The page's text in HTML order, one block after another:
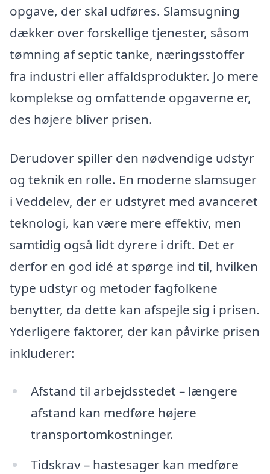
opgave, der skal udføres. Slamsugning
dækker over forskellige tjenester, såsom
tømning af septic tanke, næringsstoffer
fra industri eller affaldsprodukter. Jo mere
komplekse og omfattende opgaverne er,
des højere bliver prisen.
Derudover spiller den nødvendige udstyr
og teknik en rolle. En moderne slamsuger
i Veddelev, der er udstyret med avanceret
teknologi, kan være mere effektiv, men
samtidig også lidt dyrere i drift. Det er
derfor en god idé at spørge ind til, hvilken
type udstyr og metoder fagfolkene
benytter, da dette kan afspejle sig i prisen.
Yderligere faktorer, der kan påvirke prisen
inkluderer:
Afstand til arbejdsstedet – længere
afstand kan medføre højere
transportomkostninger.
Tidskrav – hastesager kan medføre